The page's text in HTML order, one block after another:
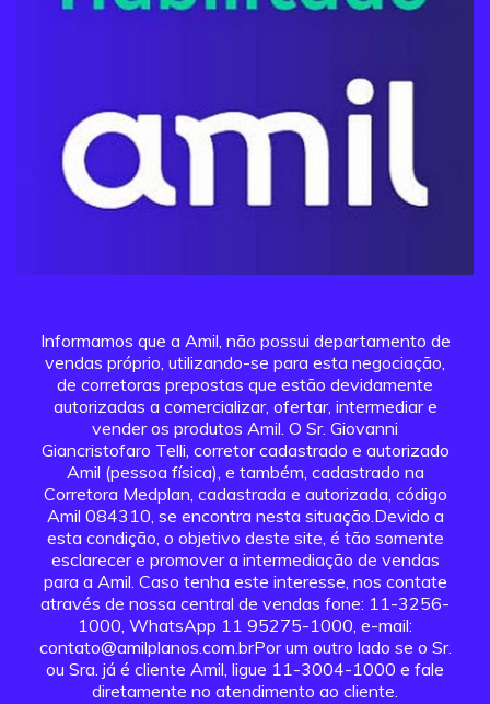
Informamos que a Amil, não possui departamento de
vendas próprio, utilizando-se para esta negociação,
de corretoras prepostas que estão devidamente
autorizadas a comercializar, ofertar, intermediar e
vender os produtos Amil. O Sr. Giovanni
Giancristofaro Telli, corretor cadastrado e autorizado
Amil (pessoa física), e também, cadastrado na
Corretora Medplan, cadastrada e autorizada, código
Amil 084310, se encontra nesta situação.Devido a
esta condição, o objetivo deste site, é tão somente
esclarecer e promover a intermediação de vendas
para a Amil. Caso tenha este interesse, nos contate
através de nossa central de vendas fone: 11-3256-
1000, WhatsApp 11 95275-1000, e-mail:
contato@amilplanos.com.brPor um outro lado se o Sr.
ou Sra. já é cliente Amil, ligue 11-3004-1000 e fale
diretamente no atendimento ao cliente.